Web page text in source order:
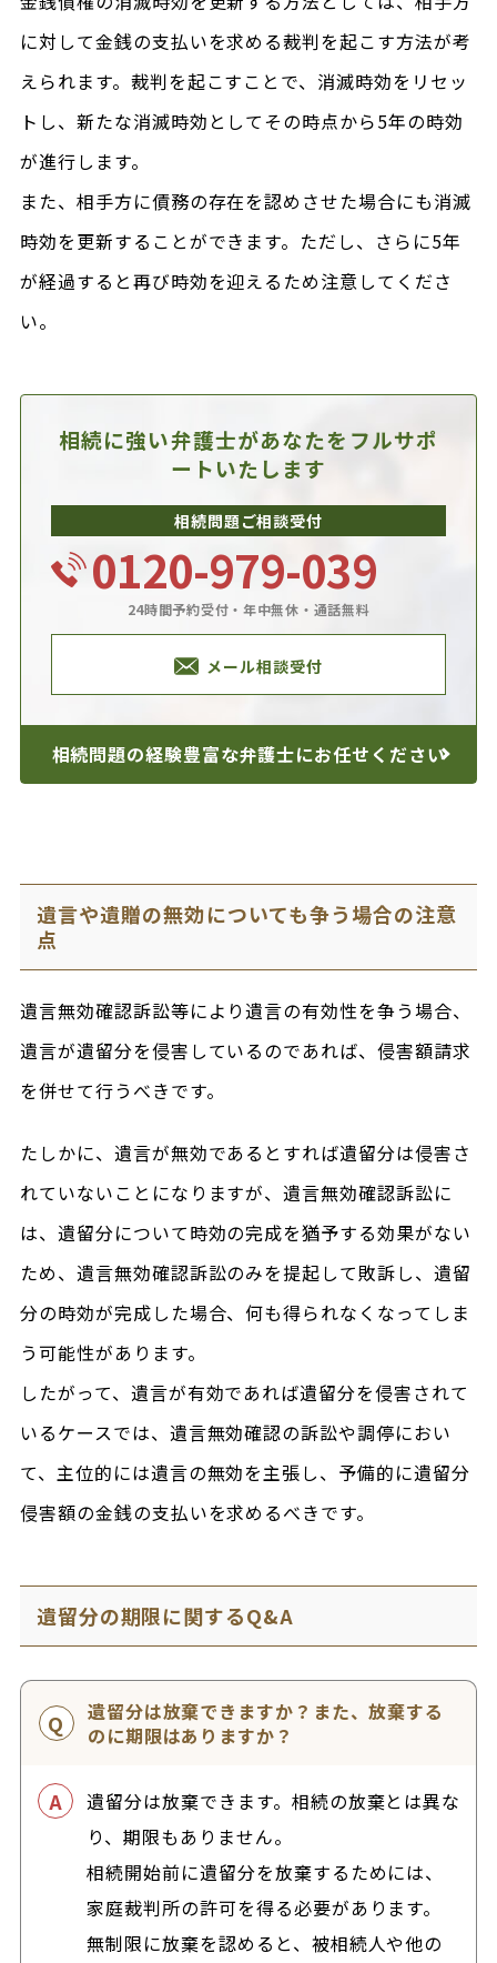
に対して金銭の支払いを求める裁判を起こす方法が考
えられます。裁判を起こすことで、消滅時効をリセッ
トし、新たな消滅時効としてその時点から5年の時効
が進行します。
また、相手方に債務の存在を認めさせた場合にも消滅
時効を更新することができます。ただし、さらに5年
が経過すると再び時効を迎えるため注意してくださ
い。
相続に強い弁護士があなたを フルサポ
ートいたします
相続問題ご相談受付
0120-979-039
24時間予約受付・年中無休・通話無料
メール相談受付
相続問題の経験豊富な弁護士にお任せください
遺言や遺贈の無効についても争う場合の注意
点
遺言無効確認訴訟等により遺言の有効性を争う場合、
遺言が遺留分を侵害しているのであれば、侵害額請求
を併せて行うべきです。
たしかに、遺言が無効であるとすれば遺留分は侵害さ
れていないことになりますが、遺言無効確認訴訟に
は、遺留分について時効の完成を猶予する効果がない
ため、遺言無効確認訴訟のみを提起して敗訴し、遺留
分の時効が完成した場合、何も得られなくなってしま
う可能性があります。
したがって、遺言が有効であれば遺留分を侵害されて
いるケースでは、遺言無効確認の訴訟や調停におい
て、主位的には遺言の無効を主張し、予備的に遺留分
侵害額の金銭の支払いを求めるべきです。
遺留分の期限に関するQ&A
遺留分は放棄できますか？また、放棄する
のに期限はありますか？
遺留分は放棄できます。相続の放棄とは異な
り、期限もありません。
相続開始前に遺留分を放棄するためには、
家庭裁判所の許可を得る必要があります。
無制限に放棄を認めると、被相続人や他の